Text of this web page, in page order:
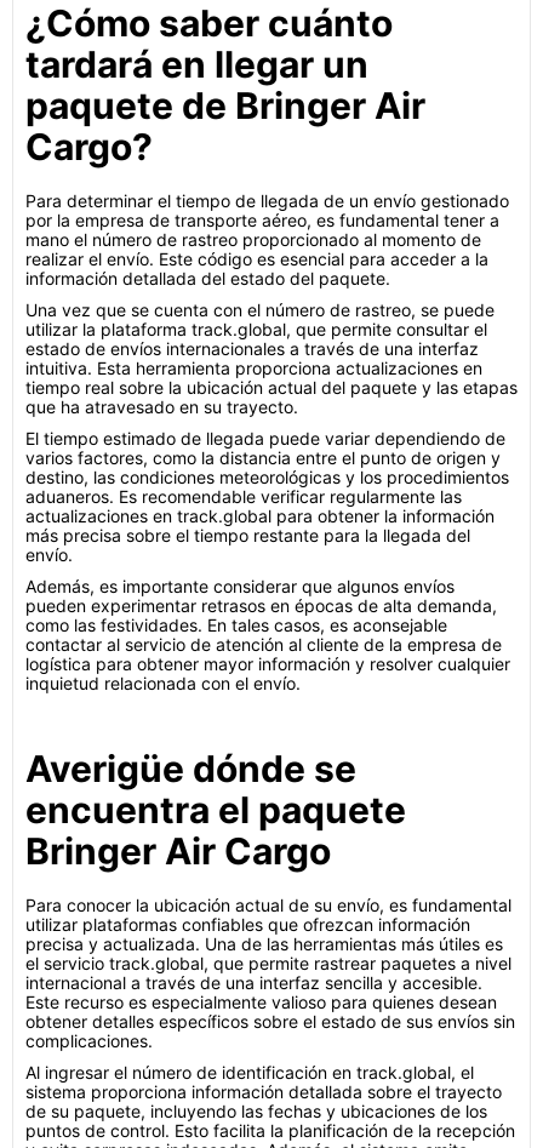
¿Cómo saber cuánto
tardará en llegar un
paquete de Bringer Air
Cargo?
Para determinar el tiempo de llegada de un envío gestionado
por la empresa de transporte aéreo, es fundamental tener a
mano el número de rastreo proporcionado al momento de
realizar el envío. Este código es esencial para acceder a la
información detallada del estado del paquete.
Una vez que se cuenta con el número de rastreo, se puede
utilizar la plataforma track.global, que permite consultar el
estado de envíos internacionales a través de una interfaz
intuitiva. Esta herramienta proporciona actualizaciones en
tiempo real sobre la ubicación actual del paquete y las etapas
que ha atravesado en su trayecto.
El tiempo estimado de llegada puede variar dependiendo de
varios factores, como la distancia entre el punto de origen y
destino, las condiciones meteorológicas y los procedimientos
aduaneros. Es recomendable verificar regularmente las
actualizaciones en track.global para obtener la información
más precisa sobre el tiempo restante para la llegada del
envío.
Además, es importante considerar que algunos envíos
pueden experimentar retrasos en épocas de alta demanda,
como las festividades. En tales casos, es aconsejable
contactar al servicio de atención al cliente de la empresa de
logística para obtener mayor información y resolver cualquier
inquietud relacionada con el envío.
Averigüe dónde se
encuentra el paquete
Bringer Air Cargo
Para conocer la ubicación actual de su envío, es fundamental
utilizar plataformas confiables que ofrezcan información
precisa y actualizada. Una de las herramientas más útiles es
el servicio track.global, que permite rastrear paquetes a nivel
internacional a través de una interfaz sencilla y accesible.
Este recurso es especialmente valioso para quienes desean
obtener detalles específicos sobre el estado de sus envíos sin
complicaciones.
Al ingresar el número de identificación en track.global, el
sistema proporciona información detallada sobre el trayecto
de su paquete, incluyendo las fechas y ubicaciones de los
puntos de control. Esto facilita la planificación de la recepción